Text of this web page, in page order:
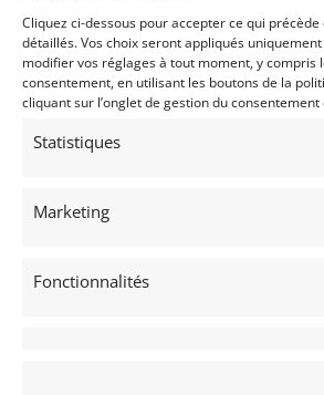
Cliquez ci-dessous pour accepter ce qui
détaillés. Vos choix seront appliqués
modifier vos réglages à tout moment, y compris
consentement, en utilisant les boutons de la
cliquant sur l’onglet de gestion du consentement
Statistiques
Marketing
Fonctionnalités
Partager cette annonce
Passeport